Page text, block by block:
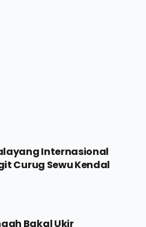
Internasional
Curug Sewu Kendal
Bakal Ukir